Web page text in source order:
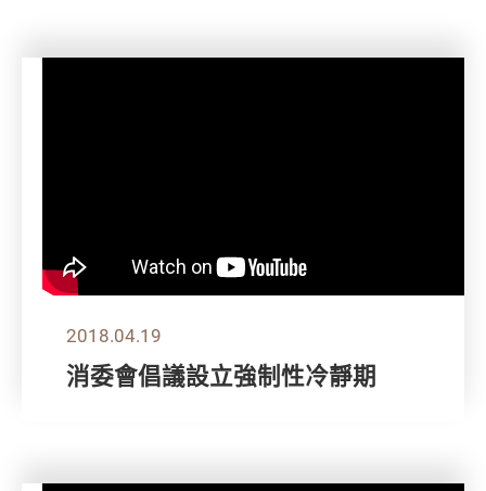
2018.04.19
消委會倡議設立強制性冷靜期